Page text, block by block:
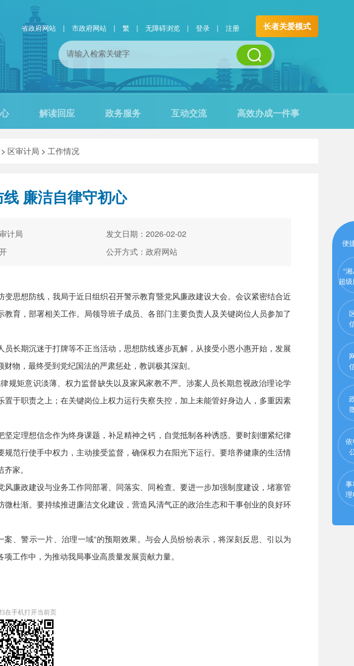
省政府网站 | 市政府网站 | 繁 | 无障碍浏览 | 登录 | 注册 长者关爱模式
解读回应 政务服务 互动交流 高效办成一件事
> 区审计局 > 工作情况
廉洁自律守初心
计局
发文日期：2026-02-02
公开方式：政府网站
想防线，我局于近日组织召开警示教育暨党风廉政建设大会。会议紧密结合近
育，部署相关工作。局领导班子成员、各部门主要负责人及关键岗位人员参加了
期沉迷于打牌等不正当活动，思想防线逐步瓦解，从接受小恩小惠开始，发展
物，最终受到党纪国法的严肃惩处，教训极其深刻。
矩意识淡薄、权力监督缺失以及家风家教不严。涉案人员长期忽视政治理论学
于职责之上；在关键岗位上权力运行失察失控，加上未能管好身边人，多重因素
理想信念作为终身课题，补足精神之钙，自觉抵制各种诱惑。要时刻绷紧纪律
范行使手中权力，主动接受监督，确保权力在阳光下运行。要培养健康的生活情
家。
政建设与业务工作同部署、同落实、同检查。要进一步加强制度建设，堵塞管
杜渐。要持续推进廉洁文化建设，营造风清气正的政治生态和干事创业的良好环
警示一片、治理一域”的预期效果。与会人员纷纷表示，将深刻反思、引以为
工作中，为推动我局事业高质量发展贡献力量。
在手机打开当前页
便
“
超